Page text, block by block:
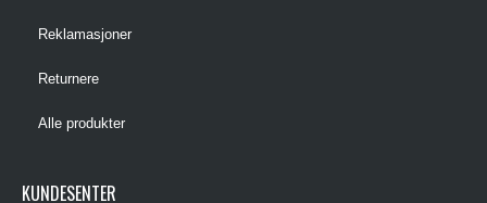
Reklamasjoner
Returnere
Alle produkter
KUNDESENTER